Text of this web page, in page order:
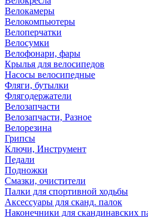
Велокамеры
Велокомпьютеры
Велоперчатки
Велосумки
Велофонари, фары
Крылья для велосипедов
Насосы велосипедные
Фляги, бутылки
Флягодержатели
Велозапчасти
Велозапчасти, Разное
Велорезина
Грипсы
Ключи, Инструмент
Педали
Подножки
Смазки, очистители
Палки для спортивной ходьбы
Аксессуары для сканд. палок
Наконечники для скандинавских